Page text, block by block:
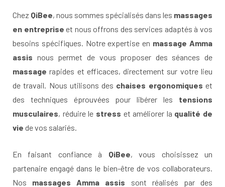
Chez QiBee, nous sommes spécialisés dans les massages
en entreprise et nous offrons des services adaptés à vos
besoins spécifiques. Notre expertise en massage Amma
assis nous permet de vous proposer des séances de
massage rapides et efficaces, directement sur votre lieu
de travail. Nous utilisons des chaises ergonomiques et
des techniques éprouvées pour libérer les tensions
musculaires, réduire le stress et améliorer la qualité de
vie de vos salariés.
En faisant confiance à QiBee, vous choisissez un
partenaire engagé dans le bien-être de vos collaborateurs.
Nos massages Amma assis sont réalisés par des